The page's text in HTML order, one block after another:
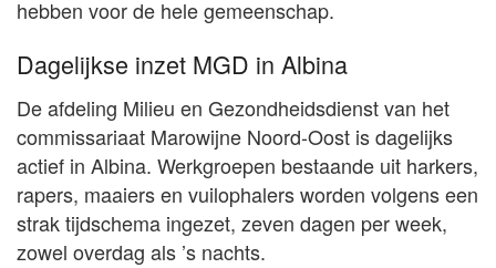
hebben voor de hele gemeenschap.
Dagelijkse inzet MGD in Albina
De afdeling Milieu en Gezondheidsdienst van het
commissariaat Marowijne Noord-Oost is dagelijks
actief in Albina. Werkgroepen bestaande uit harkers,
rapers, maaiers en vuilophalers worden volgens een
strak tijdschema ingezet, zeven dagen per week,
zowel overdag als ’s nachts.